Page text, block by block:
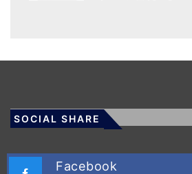
SOCIAL SHARE
Facebook